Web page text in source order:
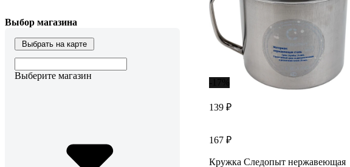
Выбор магазина
Выбрать на карте
Выберите магазин
139 ₽
167 ₽
Кружка Следопыт нержавеющая